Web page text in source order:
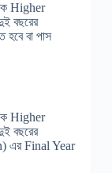
Higher
বছরের
বা পাস
Higher
বছরের
এর Final Year